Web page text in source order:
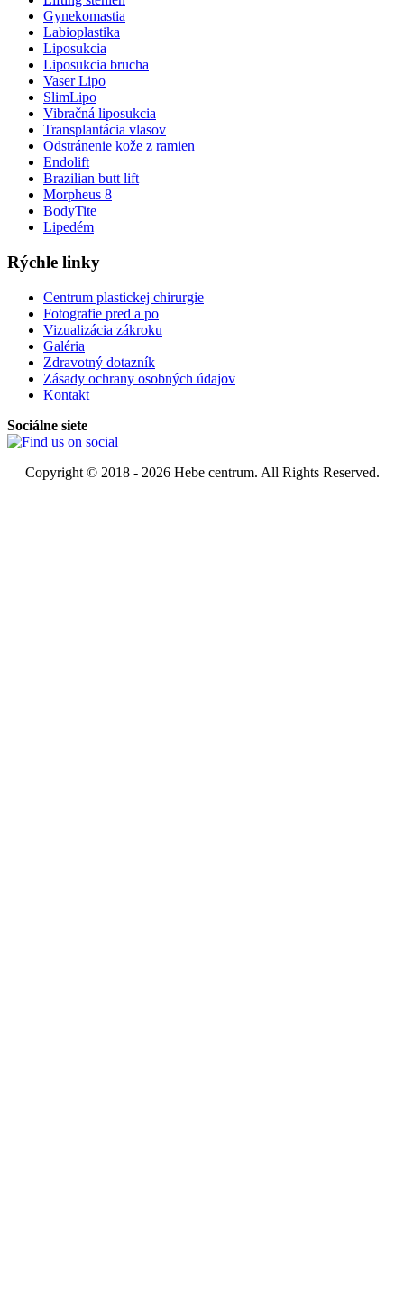
Gynekomastia
Labioplastika
Liposukcia
Liposukcia brucha
Vaser Lipo
SlimLipo
Vibračná liposukcia
Transplantácia vlasov
Odstránenie kože z ramien
Endolift
Brazilian butt lift
Morpheus 8
BodyTite
Lipedém
Rýchle linky
Centrum plastickej chirurgie
Fotografie pred a po
Vizualizácia zákroku
Galéria
Zdravotný dotazník
Zásady ochrany osobných údajov
Kontakt
Sociálne siete
Copyright © 2018 - 2026 Hebe centrum. All Rights Reserved.